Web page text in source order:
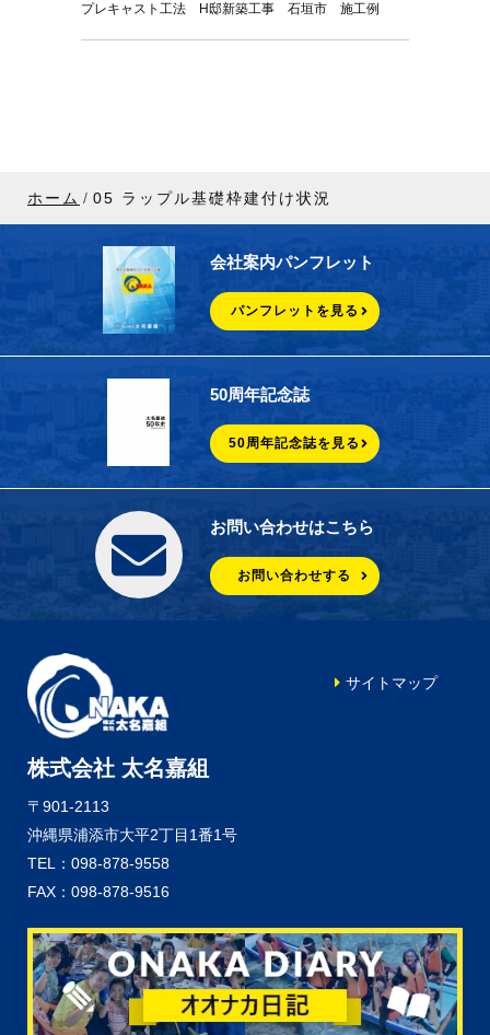
プレキャスト工法 H邸新築工事 石垣市 施工例
ホーム 05 ラップル基礎枠建付け状況
会社案内パンフレット
パンフレットを見る
50周年記念誌
50周年記念誌を見る
お問い合わせはこちら
お問い合わせする
株式会社 太名嘉組
〒901-2113
沖縄県浦添市大平2丁目1番1号
TEL：098-878-9558
FAX：098-878-9516
サイトマップ